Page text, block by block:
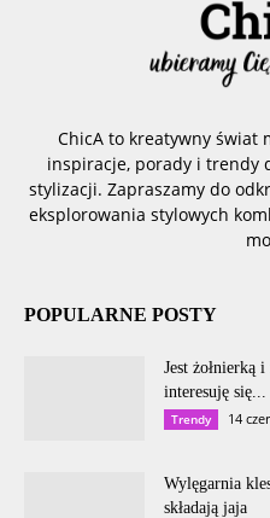
ChicA to kreatywny świat
inspiracje, porady i trendy
stylizacji. Zapraszamy do
eksplorowania stylowych
POPULARNE POSTY
Jest żołnierką
interesuję się...
Trendy 14
Wylęgarnia
składają jaja